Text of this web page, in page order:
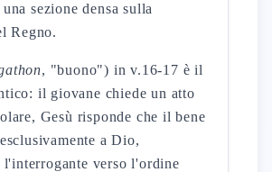
sezione densa sulla
Regno.
, "buono") in v.16-17 è il
il giovane chiede un atto
Gesù risponde che il bene
a Dio,
verso l'ordine